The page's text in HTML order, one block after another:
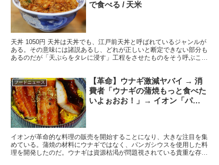
で食べる / 天米
天丼 1050円 天丼は天丼でも、江戸前天丼と呼ばれているジャンルが
ある。その意味には諸説あるし、どれが正しいと断定できない部分も
あるのだが「天ぷらをタレに浸す」工程をさせたものをそう呼ぶこと
フードニュース
【革命】ウナギ激減ヤバイ → 消
費者「ウナギの蒲焼もっと食べた
いよぉおお！」→ イオン「パン
イオンが革命的な料理の販売を開始することになり、大きな注目を集
めている。蒲焼の材料にウナギではなく、パンガシウスを使用した料
理を開発したのだ。ウナギは資源枯渇が問題視されている貴重な存在